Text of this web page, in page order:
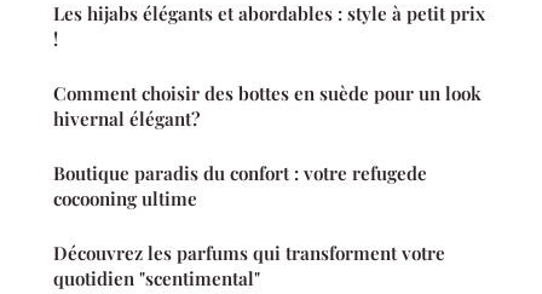
Les hijabs élégants et abordables : style à petit prix
!
Comment choisir des bottes en suède pour un look
hivernal élégant?
Boutique paradis du confort : votre refugede
cocooning ultime
Découvrez les parfums qui transforment votre
quotidien "scentimental"